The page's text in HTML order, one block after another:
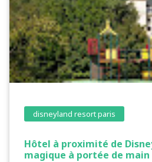
disneyland resort paris
Hôtel à proximité de
magique à portée de main